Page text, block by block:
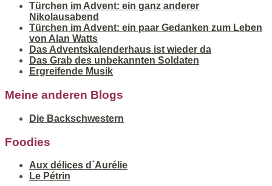
Türchen im Advent: ein ganz anderer
Nikolausabend
Türchen im Advent: ein paar Gedanken zum Leben
von Alan Watts
Das Adventskalenderhaus ist wieder da
Das Grab des unbekannten Soldaten
Ergreifende Musik
Meine anderen Blogs
Die Backschwestern
Foodies
Aux délices d´Aurélie
Le Pétrin